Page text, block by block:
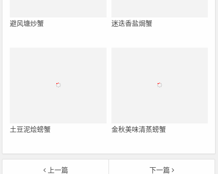
避风塘炒蟹 迷迭香盐焗蟹
土豆泥烩螃蟹 金秋美味清蒸螃蟹
上一篇 下一篇